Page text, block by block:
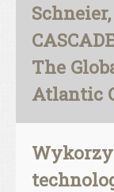
The
Atlantic